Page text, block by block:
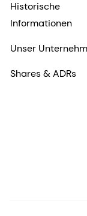
Historische
Informationen
Unser
Shares & ADRs